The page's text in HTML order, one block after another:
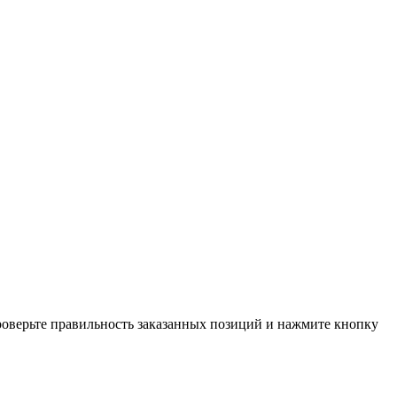
правильность заказанных позиций и нажмите кнопку